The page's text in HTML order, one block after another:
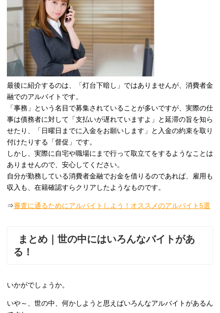
最後に紹介するのは、「灯台下暗し」ではありませんが、消費者金
融でのアルバイトです。
「事務」という名目で募集されていることが多いですが、実際の仕
事は債務者に対して「支払いが遅れていますよ」と延滞の旨を知ら
せたり、「日曜日までに入金をお願いします」と入金の約束を取り
付けたりする「督促」です。
しかし、実際に自宅や職場にまで行って取立てをするようなことは
ありませんので、安心してください。
自分が勤務している消費者金融でお金を借りるのであれば、雇用も
収入も、在籍確認すらクリアしたようなものです。
⇒審査に通るためにアルバイトしよう！オススメのアルバイト5選
まとめ｜世の中にはいろんなバイトがあ
る！
いかがでしょうか。
いや～、世の中、何かしようと思えばいろんなアルバイトがあるん